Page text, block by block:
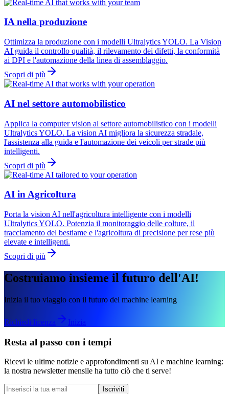
IA nella produzione
Ottimizza la produzione con i modelli Ultralytics YOLO. La Vision
AI guida il controllo qualità, il rilevamento dei difetti, la conformità
ai DPI e l'automazione della linea di assemblaggio.
Scopri di più
AI nel settore automobilistico
Applica la computer vision al settore automobilistico con i modelli
Ultralytics YOLO. La vision AI migliora la sicurezza stradale,
l'assistenza alla guida e l'automazione dei veicoli per strade più
intelligenti.
Scopri di più
AI in Agricoltura
Porta la vision AI nell'agricoltura intelligente con i modelli
Ultralytics YOLO. Potenzia il monitoraggio delle colture, il
tracciamento del bestiame e l'agricoltura di precisione per rese più
elevate e intelligenti.
Scopri di più
Costruiamo insieme il futuro dell'AI!
Inizia il tuo viaggio con il futuro del machine learning
Richiedi licenza Inizia
Resta al passo con i tempi
Ricevi le ultime notizie e approfondimenti su AI e machine learning:
la nostra newsletter mensile ha tutto ciò che ti serve!
Iscriviti